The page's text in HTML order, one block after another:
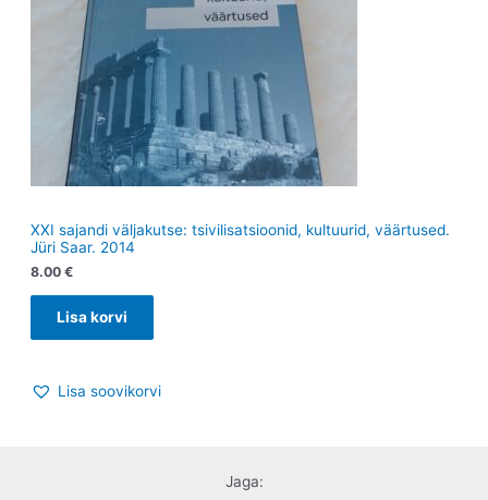
XXI sajandi väljakutse: tsivilisatsioonid, kultuurid, väärtused.
Jüri Saar. 2014
8.00 €
Lisa korvi
Lisa soovikorvi
Jaga: